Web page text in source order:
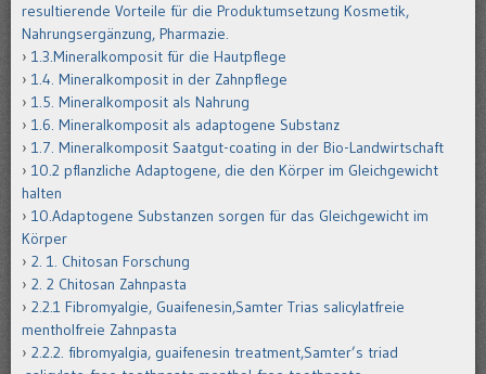
resultierende Vorteile für die Produktumsetzung Kosmetik,
Nahrungsergänzung, Pharmazie.
1.3.Mineralkomposit für die Hautpflege
1.4. Mineralkomposit in der Zahnpflege
1.5. Mineralkomposit als Nahrung
1.6. Mineralkomposit als adaptogene Substanz
1.7. Mineralkomposit Saatgut-coating in der Bio-Landwirtschaft
10.2 pflanzliche Adaptogene, die den Körper im Gleichgewicht
halten
10.Adaptogene Substanzen sorgen für das Gleichgewicht im
Körper
2. 1. Chitosan Forschung
2. 2 Chitosan Zahnpasta
2.2.1 Fibromyalgie, Guaifenesin,Samter Trias salicylatfreie
mentholfreie Zahnpasta
2.2.2. fibromyalgia, guaifenesin treatment,Samter’s triad